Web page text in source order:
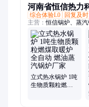
河南省恒信热力
综合体验L0
回复及时
主营：恒信锅炉、蒸
燃油锅炉、生物质锅
燃气蒸汽发生器
立式热水锅炉 1吨
生物质颗粒燃煤